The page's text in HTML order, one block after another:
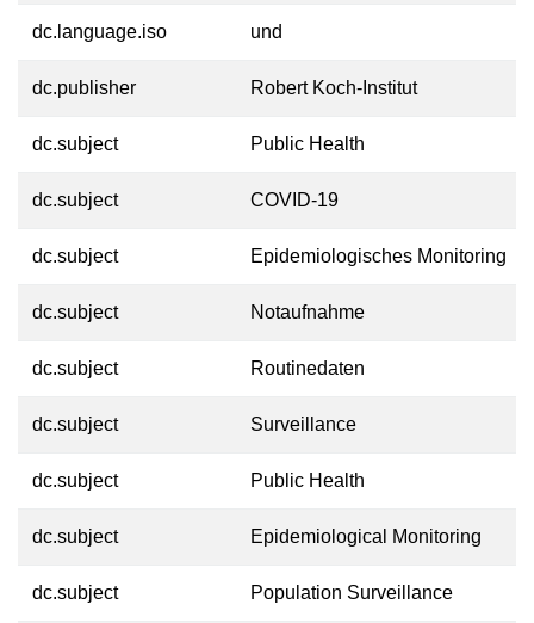
dc.language.iso und
dc.publisher Robert Koch-Institut
dc.subject Public Health
dc.subject COVID-19
dc.subject Epidemiologisches Monitoring
dc.subject Notaufnahme
dc.subject Routinedaten
dc.subject Surveillance
dc.subject Public Health
dc.subject Epidemiological Monitoring
dc.subject Population Surveillance